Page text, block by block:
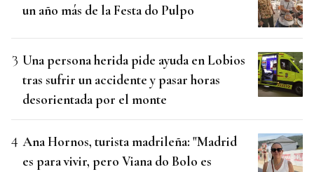
un año más de la Festa do Pulpo
Una persona herida pide ayuda en Lobios
tras sufrir un accidente y pasar horas
desorientada por el monte
Ana Hornos, turista madrileña: "Madrid
es para vivir, pero Viana do Bolo es